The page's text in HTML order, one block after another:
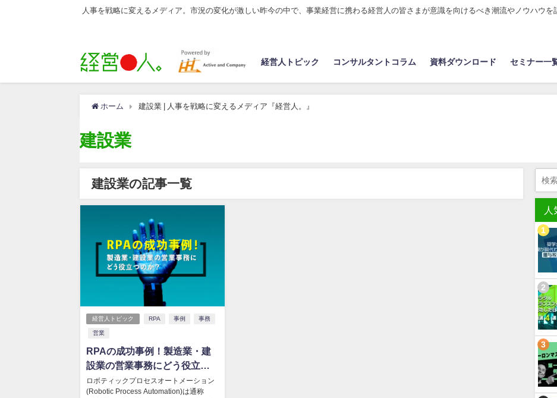
人事を戦略に変えるメディア。市況の変化が激しい昨今の中で、事業経営に携わる経営人の皆さまが意識を向けるべき潮流やノウハウを
経営人トピック コンサルタントコラム 資料ダウンロード セミナー一
ホーム 建設業 | 人事を戦略に変えるメディア『経営人。』
建設業
建設業の記事一覧
経営人トピック RPA 事例 事務
営業
RPAの成功事例！製造業・建
設業の営業事務にどう役立つ
のか？
ロボティックプロセスオートメーション
(Robotic Process Automation)は通称